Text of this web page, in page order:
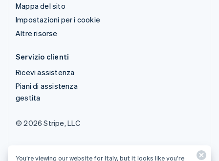
Mappa del sito
Impostazioni per i cookie
Altre risorse
Servizio clienti
Ricevi assistenza
Piani di assistenza
gestita
© 2026 Stripe, LLC
You’re viewing our website for Italy, but it looks like you’re